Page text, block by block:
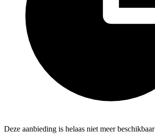
Deze aanbieding is helaas niet meer beschikbaar